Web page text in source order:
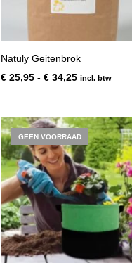
Natuly Geitenbrok
€ 25,95 - € 34,25Prijsklasse:
€ 34,25
incl. btw
GEEN VOORRAAD